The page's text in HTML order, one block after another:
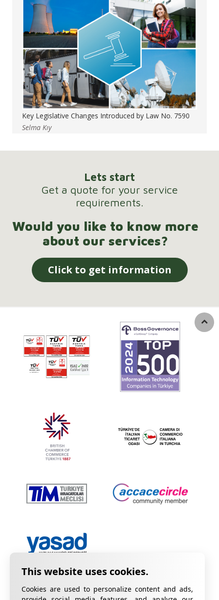
Cookies are used to personalize content and ads,
Key Legislative Changes Introduced by Law No. 7590
Selma Kıy
Lets start
Get a quote for your service
requirements.
Would you like to know more
about our services?
Click to get information